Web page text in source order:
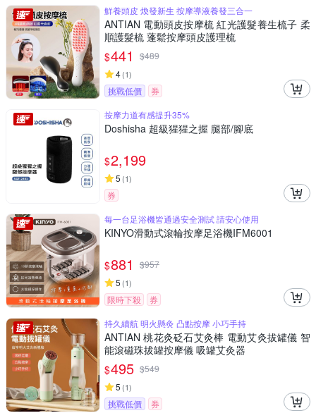
鮮養頭皮 煥發新生 按摩導液養發三合一
ANTIAN 電動頭皮按摩梳 紅光護髮養生梳子 柔
順護髮梳 蓬鬆按摩頭皮護理梳
$441 $489
4(1)
挑戰低價
券
按摩力道有感提升35%
Doshisha 超級猩猩之握 腿部/腳底
$2,199
5 (1)
券
每一台足浴機皆通過安全測試 請安心使用
KINYO滑動式滾輪按摩足浴機IFM6001
$881 $957
5 (1)
限時下殺
券
持久續航 明火懸灸 凸點按摩 小巧手持
ANTIAN 桃花灸砭石艾灸棒 電動艾灸拔罐儀 智
能滾磁珠拔罐按摩儀 吸罐艾灸器
$495 $549
5 (1)
挑戰低價 券